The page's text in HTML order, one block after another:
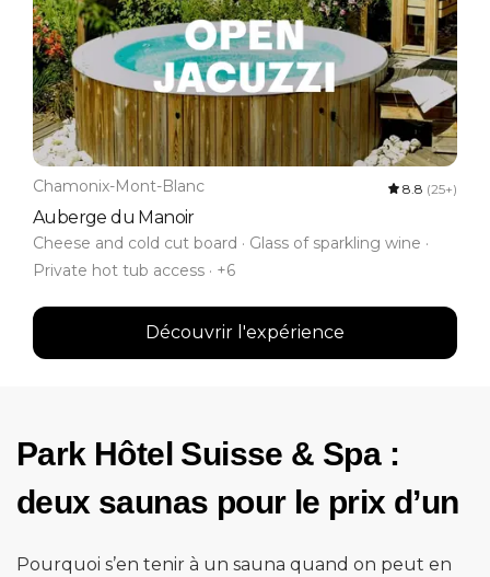
Chamonix-Mont-Blanc 8.8 (25+)
Auberge du Manoir
Cheese and cold cut board · Glass of sparkling wine ·
Private hot tub access · +6
Découvrir l'expérience
Park Hôtel Suisse & Spa :
deux saunas pour le prix d’un
Pourquoi s’en tenir à un sauna quand on peut en